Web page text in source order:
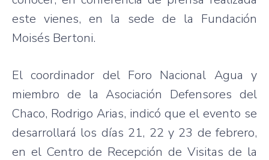
este vienes, en la sede de la Fundación
Moisés Bertoni.
El coordinador del Foro Nacional Agua y
miembro de la Asociación Defensores del
Chaco, Rodrigo Arias, indicó que el evento se
desarrollará los días 21, 22 y 23 de febrero,
en el Centro de Recepción de Visitas de la